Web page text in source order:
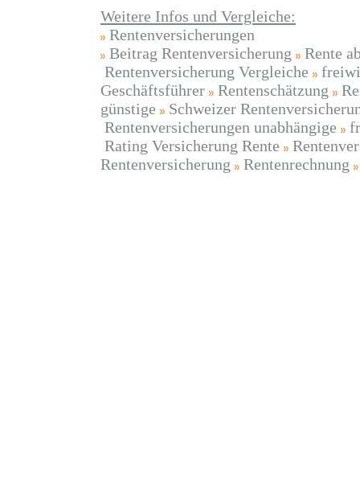
Weitere Infos und Vergleiche:
Rentenversicherungen
Beitrag Rentenversicherung
Rente
Rentenversicherung Vergleiche
Geschäftsführer
Rentenschätzung
günstige
Schweizer
Rentenversicherungen unabhängige
Rating Versicherung Rente
Rentenversicherung
Rentenrechnung